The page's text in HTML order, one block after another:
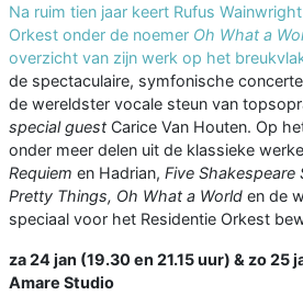
Na ruim tien jaar keert Rufus
Orkest onder de noemer Oh What a
overzicht van zijn werk op het
de spectaculaire, symfonische
de wereldster vocale steun van
special guest Carice Van Houten. Op
onder meer delen uit de klassieke
Requiem en Hadrian, Five Shakespeare
Pretty Things, Oh What a World en de
speciaal voor het Residentie Orkest
za 24 jan (19.30 en 21.15 uur) & zo 25
Amare Studio